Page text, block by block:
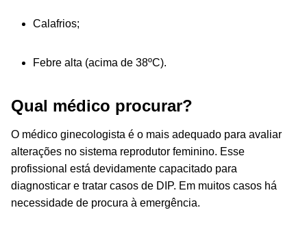
Calafrios;
Febre alta (acima de 38ºC).
Qual médico procurar?
O médico ginecologista é o mais adequado para avaliar
alterações no sistema reprodutor feminino. Esse
profissional está devidamente capacitado para
diagnosticar e tratar casos de DIP. Em muitos casos há
necessidade de procura à emergência.